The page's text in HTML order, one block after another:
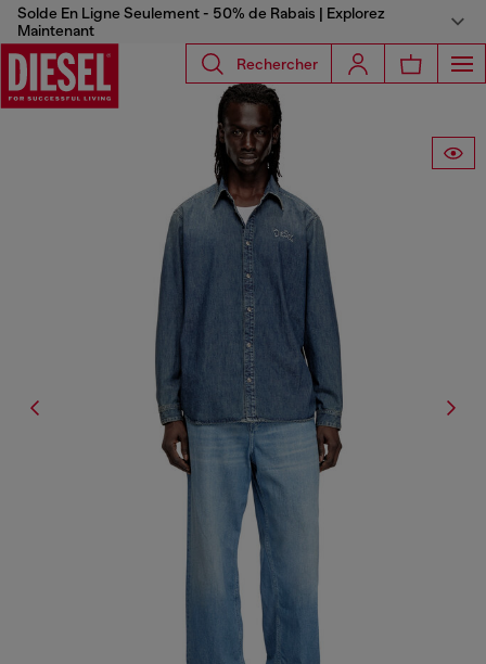
Solde En Ligne Seulement - 50% de Rabais | Explorez
Maintenant
Rechercher